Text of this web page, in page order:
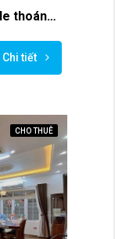
Cho thuê biệt thự Vinhomes Riverside thoáng đẹp, hiện đại, gần gũi với thiên nhiên
Chi tiết
CHO THUÊ